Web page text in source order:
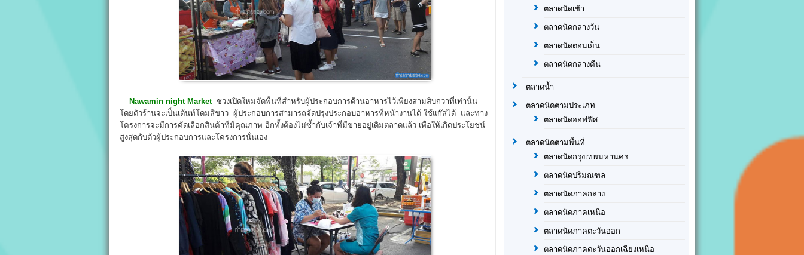
Nawamin night Marketช่วงเปิดใหม่จัดพื้นที่สำหรับผู้ประกอบการด้านอาหารไว้เพียงสามสิบกว่าที่เท่านั้น
โดยตัวร้านจะเป็นเต้นท์โดมสีขาว ผู้ประกอบการสามารถจัดปรุงประกอบอาหารที่หน้างานได้ ใช้แก๊สได้ และทาง
โครงการจะมีการคัดเลือกสินค้าที่มีคุณภาพ อีกทั้งต้องไม่ซ้ำกับเจ้าที่มีขายอยู่เดิมตลาดแล้ว เพื่อให้เกิดประโยชน์
สูงสุดกับตัวผู้ประกอบการและโครงการนั่นเอง
ตลาดนัดเช้า
ตลาดนัดกลางวัน
ตลาดนัดตอนเย็น
ตลาดนัดกลางคืน
ตลาดน้ำ
ตลาดนัดตามประเภท
ตลาดนัดออฟฟิศ
ตลาดนัดตามพื้นที่
ตลาดนัดกรุงเทพมหานคร
ตลาดนัดปริมณฑล
ตลาดนัดภาคกลาง
ตลาดนัดภาคเหนือ
ตลาดนัดภาคตะวันออก
ตลาดนัดภาคตะวันออกเฉียงเหนือ